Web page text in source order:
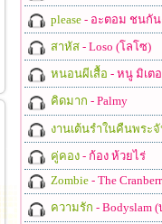
please- อะตอม ชนกั
สาหัส- Loso (โลโซ)
หนอนผีเสื้อ - หนู มิเต
คิดมาก - Palmy
งานเต้นรำในคืนพระ
คู่คอง- ก้อง ห้วยไร่
Zombie- The
ความรัก - Bodyslam